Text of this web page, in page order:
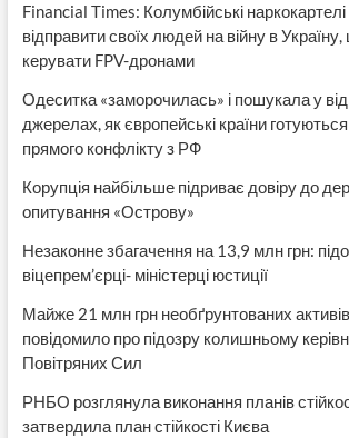
Financial Times: Колумбійські
відправити своїх людей на війну в
керувати FPV-дронами
Одеситка «заморочилась» і пошукала у
джерелах, як європейські країни
прямого конфлікту з РФ
Корупція найбільше підриває довіру до
опитування «Острову»
Незаконне збагачення на 13,9 млн грн:
віцепрем’єрці- міністерці юстиції
Майже 21 млн грн необґрунтованих
повідомило про підозру колишньому
Повітряних Сил
РНБО розглянула виконання планів
затвердила план стійкості Києва